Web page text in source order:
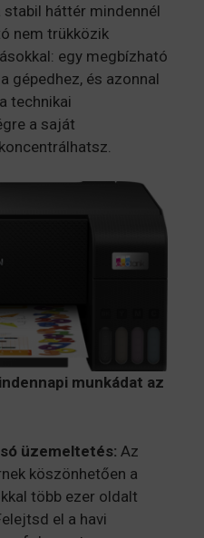
háttér mindennél
nem trükközik
egy megbízható
gépedhez, és azonnal
technikai
a saját
munkádat az
üzemeltetés: Az
köszönhetően a
több ezer oldalt
el a havi